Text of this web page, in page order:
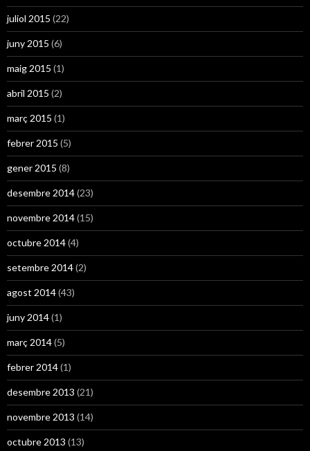
juliol 2015 (22)
juny 2015 (6)
maig 2015 (1)
abril 2015 (2)
març 2015 (1)
febrer 2015 (5)
gener 2015 (8)
desembre 2014(23)
novembre 2014(15)
octubre 2014(4)
setembre 2014(2)
agost 2014(43)
juny 2014(1)
març 2014(5)
febrer 2014(1)
desembre 2013 (21)
novembre 2013 (14)
octubre 2013 (13)